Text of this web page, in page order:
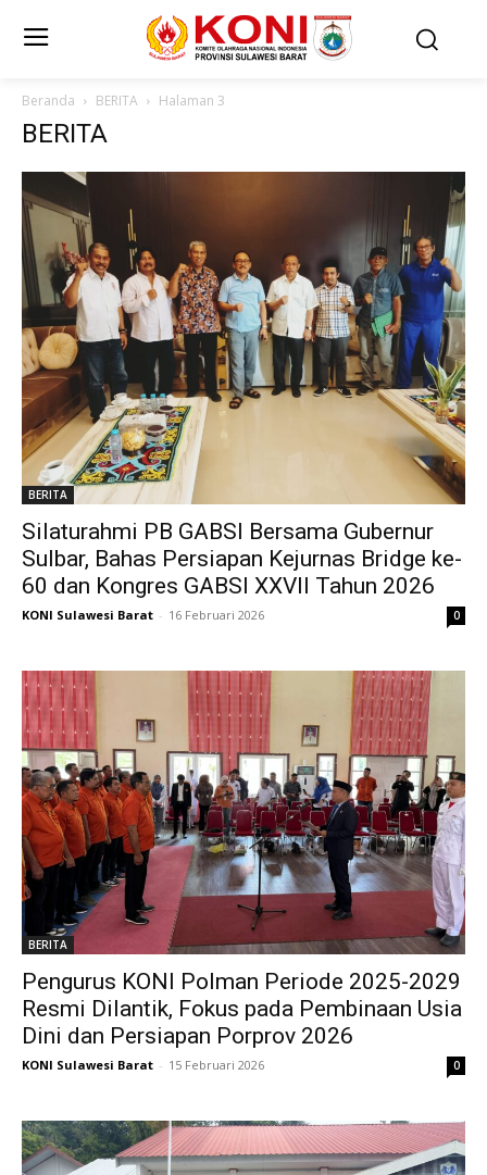
Beranda BERITA Halaman 3
BERITA
BERITA
Silaturahmi PB GABSI Bersama Gubernur
Sulbar, Bahas Persiapan Kejurnas Bridge ke-
60 dan Kongres GABSI XXVII Tahun 2026
KONI Sulawesi Barat - 16 Februari 2026 0
BERITA
Pengurus KONI Polman Periode 2025-2029
Resmi Dilantik, Fokus pada Pembinaan Usia
Dini dan Persiapan Porprov 2026
KONI Sulawesi Barat - 15 Februari 2026 0